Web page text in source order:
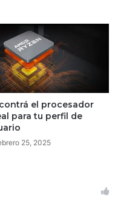
el procesador
para tu perfil de
25, 2025